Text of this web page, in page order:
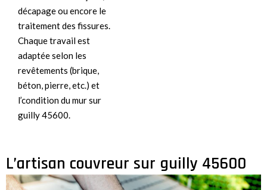
décapage ou encore le
traitement des fissures.
Chaque travail est
adaptée selon les
revêtements (brique,
béton, pierre, etc.) et
l’condition du mur sur
guilly 45600.
L’artisan couvreur sur guilly 45600